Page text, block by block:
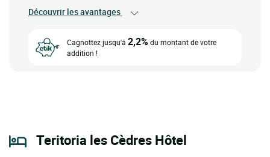
Découvrir les avantages
Cagnottez jusqu'à 2,2%du montant de votre
addition !
Teritoria les Cèdres Hôtel